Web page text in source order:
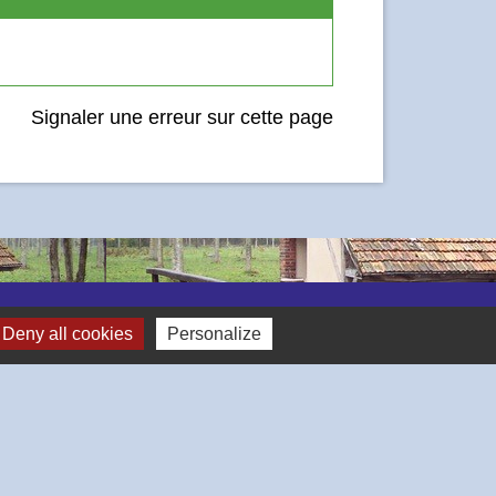
Signaler une erreur sur cette page
Deny all cookies Personalize